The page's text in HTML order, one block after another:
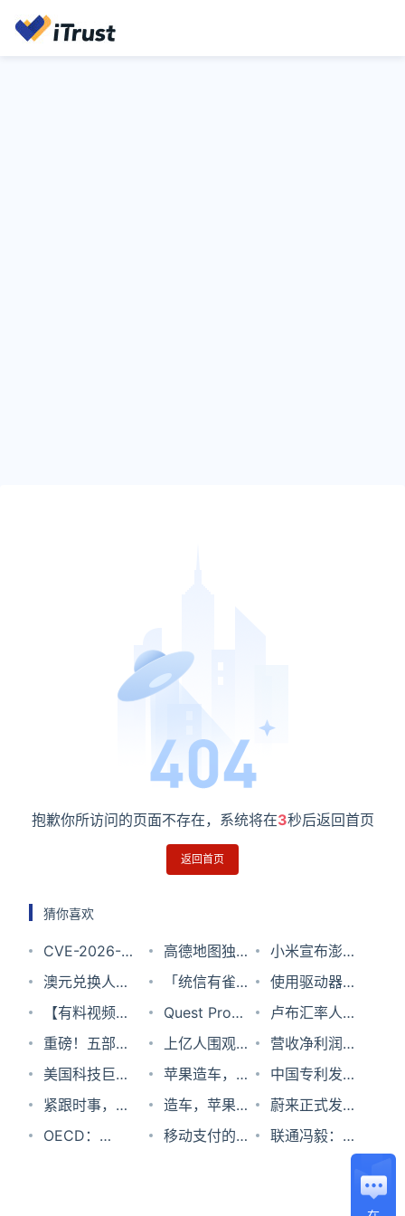
抱歉你所访问的页面不存在，系统将在3秒后返回首页
返回首页
猜你喜欢
CVE-2026-
53921
OpenWrt紧急
修复DHCPv6
漏洞
高德地图独家
上线新功能：
酒后回家更安
心了
小米宣布澎湃
OS 2正式版开
始推送：小米
14系列率先尝
鲜
澳元兑换人民
币汇率2024
年6月3日
「统信有雀」
引领云原生创
新！统信UOS
服务器版
V20（1060）
有点狠
使用驱动器G:
总的光盘之前
需要将其格式
化怎么办？
【有料视频】
教你一招解决
电流麦问题！
Quest Pro永
久降价至999
美元，256GB
版Quest 2降
至429美元
卢布汇率人民
币2023年1月
25日
重磅！五部门
联合印发《虚
拟现实与行业
应用融合发展
上亿人围观！
小眼睛博主竟
被智能车误判
开车睡觉，何
营收净利润连
降，柠萌影业
搭上影视公司
上市末班车？
美国科技巨头
博通公司宣布
以610亿美元
苹果造车，没
有王炸
中国专利发
展：成就、问
题及建议
紧跟时事，如
何围观苏伊士
造车，苹果最
高的天花板
蔚来正式发布
新车NIO
OECD：
移动支付的冲
联通冯毅：已